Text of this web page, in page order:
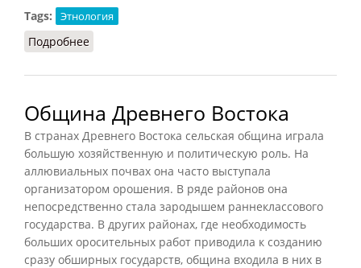
Tags:
Этнология
Подробнее
Община Древнего Востока
В странах Древнего Востока сельская община играла
большую хозяйственную и политическую роль. На
аллювиальных почвах она часто выступала
организатором орошения. В ряде районов она
непосредственно стала зародышем раннеклассового
государства. В других районах, где необходимость
больших оросительных работ приводила к созданию
сразу обширных государств, община входила в них в